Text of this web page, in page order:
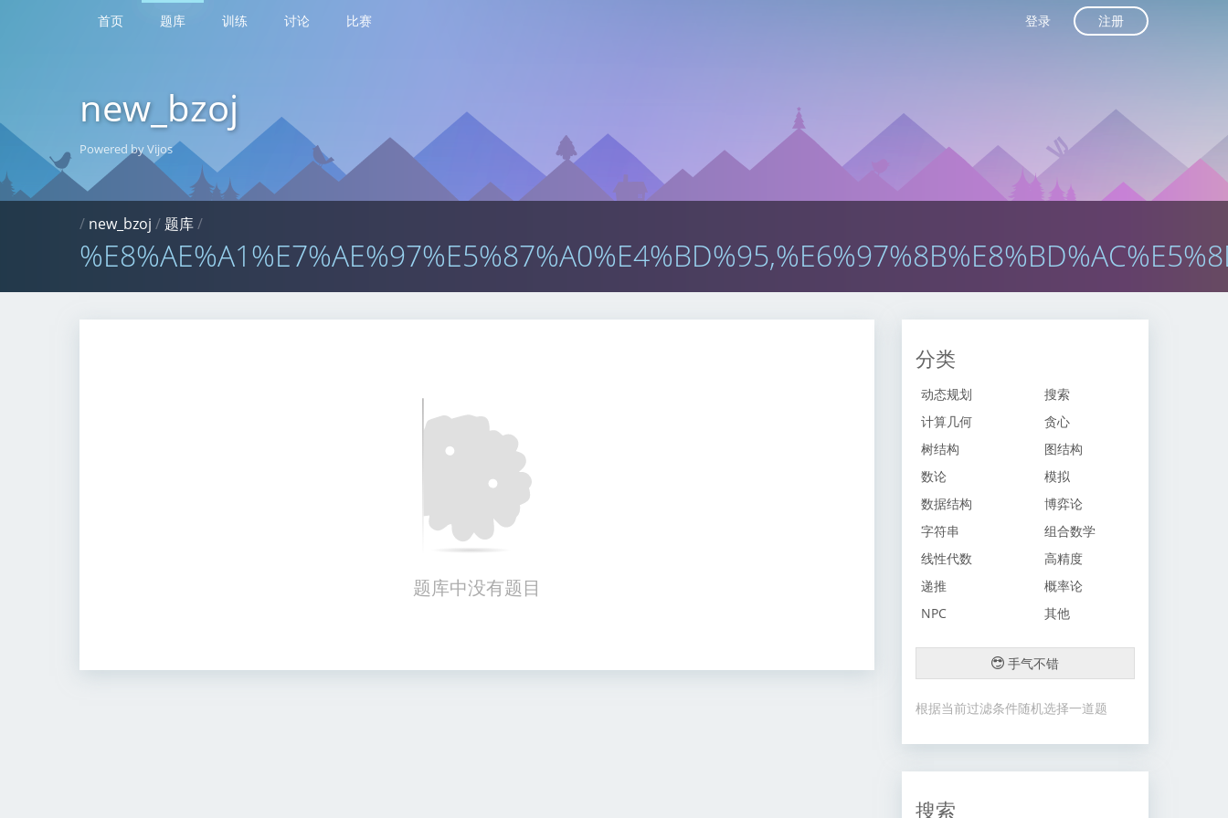
首页 题库 训练 讨论 比赛 登录 注册
new_bzoj
Powered by Vijos
/ new_bzoj /题库/
题库中没有题目
分类
动态规划
搜索
计算几何
贪心
树结构
图结构
数论
模拟
数据结构
博弈论
字符串
组合数学
线性代数
高精度
递推
概率论
NPC
其他
手气不错
根据当前过滤条件随机选择一道题
搜索